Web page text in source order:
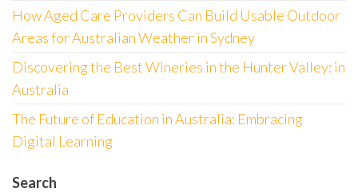
How Aged Care Providers Can Build Usable Outdoor
Areas for Australian Weather in Sydney
Discovering the Best Wineries in the Hunter Valley: in
Australia
The Future of Education in Australia: Embracing
Digital Learning
Search